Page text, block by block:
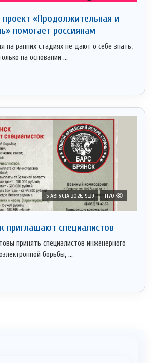
«Продолжительная и
помогает россиянам
на ранних стадиях не дают о себе знать,
на основании ...
5 АВГУСТА 2026, 9:29 1170
приглaшают cпециaлистoв
принять специалистов инженерного
борьбы, ...